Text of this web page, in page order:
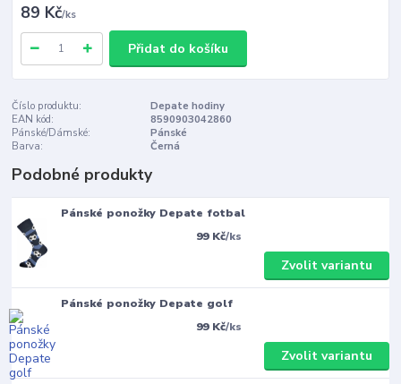
89 Kč/ks
Přidat do košíku
Číslo produktu:
Depate hodiny
EAN kód:
8590903042860
Pánské/Dámské:
Pánské
Barva:
Černá
Podobné produkty
Pánské ponožky Depate fotbal
99 Kč/ks
Zvolit variantu
Pánské ponožky Depate golf
99 Kč/ks
Zvolit variantu